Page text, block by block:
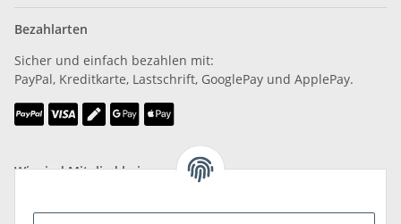
Bezahlarten
Sicher und einfach bezahlen mit:
PayPal, Kreditkarte, Lastschrift, GooglePay und ApplePay.
Wir sind Mitglied bei